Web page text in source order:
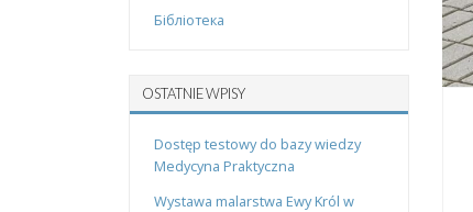
Бібліотека
OSTATNIE WPISY
Dostęp testowy do bazy wiedzy
Medycyna Praktyczna
Wystawa malarstwa Ewy Król w